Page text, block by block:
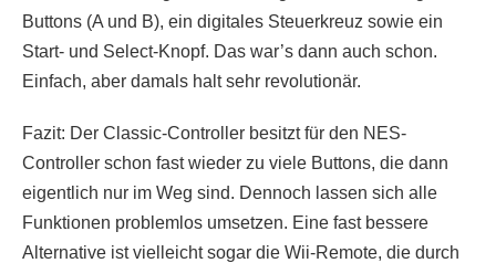
Buttons (A und B), ein digitales Steuerkreuz sowie ein
Start- und Select-Knopf. Das war’s dann auch schon.
Einfach, aber damals halt sehr revolutionär.
Fazit: Der Classic-Controller besitzt für den NES-
Controller schon fast wieder zu viele Buttons, die dann
eigentlich nur im Weg sind. Dennoch lassen sich alle
Funktionen problemlos umsetzen. Eine fast bessere
Alternative ist vielleicht sogar die Wii-Remote, die durch